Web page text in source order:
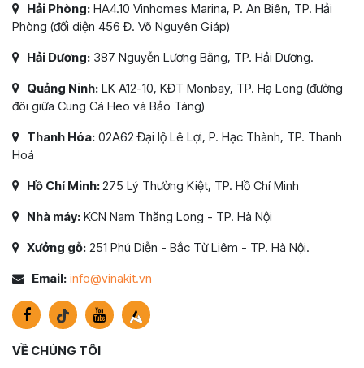
Hải Phòng: HA4.10 Vinhomes Marina, P. An Biên, TP. Hải
Phòng (đối diện 456 Đ. Võ Nguyên Giáp)
Hải Dương: 387 Nguyễn Lương Bằng, TP. Hải Dương.
Quảng Ninh: LK A12-10, KĐT Monbay, TP. Hạ Long (đường
đôi giữa Cung Cá Heo và Bảo Tàng)
Thanh Hóa: 02A62 Đại lộ Lê Lợi, P. Hạc Thành, TP. Thanh
Hoá
Hồ Chí Minh:275 Lý Thường Kiệt, TP. Hồ Chí Minh
Nhà máy: KCN Nam Thăng Long - TP. Hà Nội
Xưởng gỗ: 251 Phú Diễn - Bắc Từ Liêm - TP. Hà Nội.
Email: info@vinakit.vn
VỀ CHÚNG TÔI